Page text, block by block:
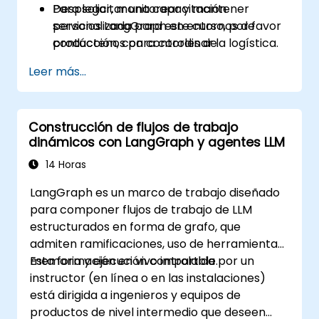
Desplegar, monitorear y mantener
servicios LangGraph en entornos de
producción, con controles de
Para solicitar una capacitación
personalizada para este curso, por favor
contáctenos para coordinar la logística.
Leer más...
Construcción de flujos de trabajo
dinámicos con LangGraph y agentes LLM
14 Horas
LangGraph es un marco de trabajo diseñado
para componer flujos de trabajo de LLM
estructurados en forma de grafo, que
admiten ramificaciones, uso de herramientas,
memoria y ejecución controlable.
Esta formación en vivo impartida por un
instructor (en línea o en las instalaciones)
está dirigida a ingenieros y equipos de
productos de nivel intermedio que deseen